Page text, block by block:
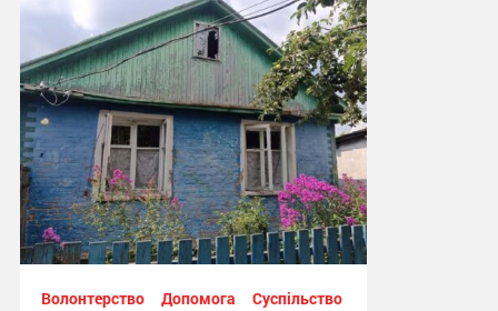
Волонтерство Допомога
Суспільство